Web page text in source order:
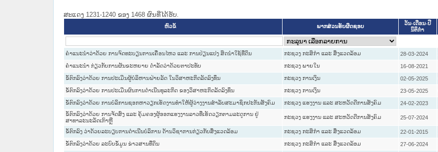
ສະແດງ 1231-1240 ຂອງ 1468 ຜົນທີ່ໄດ້ຮັບ.
ຫົວຂໍ້ ພາກສ່ວນຮັບຜິດຊອບ
ວັນ-ເດືອນ-ປີ
ນິຕິກໍາ
ຄຳແນະນຳວ່າດ້ວຍ ການຈົດທະບຽນການເຄື່ອນໄຫວ ແລະ ການປ່ຽນແປງ ສິດນຳໃຊ້ທີ່ດິນ ກະຊວງ ກະສິກຳ ແລະ ສິ່ງແວດລ້ອມ 28-03-2024
ຄໍາແນະນໍາ ກ່ຽວກັບການຜັນຂະຫຍາຍ ດໍາລັດວ່າດ້ວຍຕາປະທັບ ກະຊວງ ພາຍໃນ 16-08-2021
ຂໍ້ຕົກລົງວ່າດ້ວຍ ການປະເມີນຜູ້ບໍລິຫານຝ່າຍລັດ ໃນວິສາຫະກິດລັດລົງທຶນ ກະຊວງ ການເງິນ 02-05-2025
ຂໍ້ຕົກລົງວ່າດ້ວຍ ການປະເມີນຜົນການດຳເນີນທຸລະກິດ ຂອງວິສາຫະກິດລັດລົງທຶນ ກະຊວງ ການເງິນ 23-05-2025
ຂໍ້ຕົກລົງວ່າດ້ວຍ ການບໍລິການຊອກຫາວຽກເຮັດງານທຳໃຫ້ຜູ້ວ່າງງານສຳລັບສະມາຊິກປະກັນສັງຄົມ ກະຊວງ ແຮງງານ ແລະ ສະຫວັດດີການສັງຄົມ 24-02-2023
ຂໍ້ຕົກລົງວ່າດ້ວຍ ການຈັດສົ່ງ ແລະ ຄຸ້ມຄອງຜູ້ອອກແຮງງານລາວທີ່ເຮັດວຽກຕາມລະດູການ ຢູ່
ສາທາລະນະລັດເກົາຫຼີ
ກະຊວງ ແຮງງານ ແລະ ສະຫວັດດີການສັງຄົມ 25-07-2024
ຂໍ້ຕົກລົງ ວ່າດ້ວຍລະບຽບການດຳເນີນບໍລິການ ດ້ານວິຊາການກ່ຽວກັບສິ່ງແວດລ້ອມ ກະຊວງ ກະສິກຳ ແລະ ສິ່ງແວດລ້ອມ 22-01-2015
ຂໍ້ຕົກລົງວ່າດ້ວຍ ລະບົບຂໍ້ມູນ ຂ່າວສານທີ່ດິນ ກະຊວງ ກະສິກຳ ແລະ ສິ່ງແວດລ້ອມ 27-06-2024